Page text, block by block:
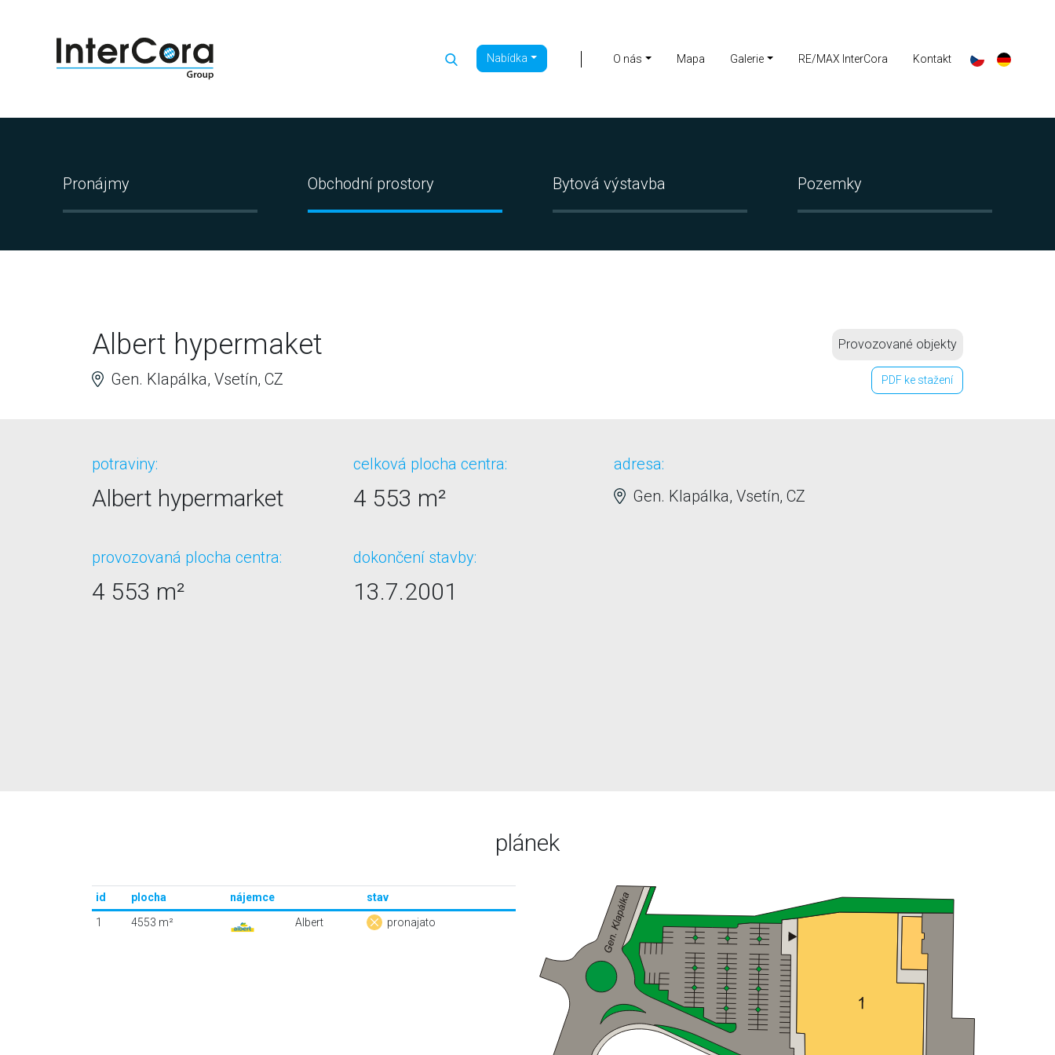
Nabídka O nás Mapa Galerie RE/MAX InterCora Kontakt
Pronájmy Obchodní prostory Bytová výstavba Pozemky
Albert hypermaket
Gen. Klapálka, Vsetín, CZ
Provozované objekty
PDF ke stažení
potraviny:
Albert hypermarket
celková plocha centra:
4 553 m²
provozovaná plocha centra:
4 553 m²
dokončení stavby:
13.7.2001
adresa:
Gen. Klapálka, Vsetín, CZ
plánek
id plocha nájemce
stav
1
4553 m² Albert pronajato